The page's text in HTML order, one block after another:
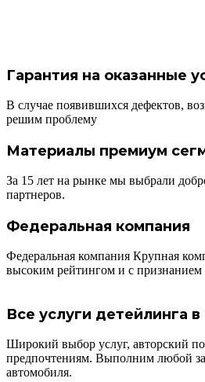
Гарантия на оказанные
В случае появившихся дефектов,
решим проблему
Материалы премиум
За 15 лет на рынке мы выбрали
партнеров.
Федеральная компания
Федеральная компания Крупная
высоким рейтингом и с признанием
Все услуги детейлинга
Широкий выбор услуг, авторский
предпочтениям. Выполним любой
автомобиля.